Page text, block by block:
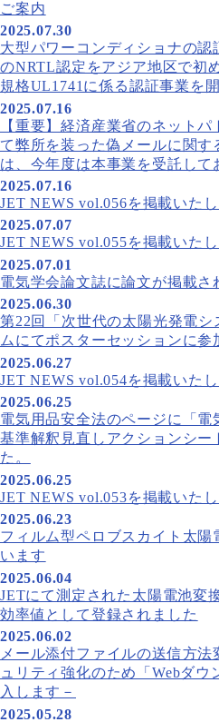
ご案内
2025.07.30
大型パワーコンディショナの認
のNRTL認定をアジア地区で初
規格UL1741に係る認証事業を開
2025.07.16
【重要】経済産業省のネット
て弊所を装った偽メールに関す
は、今年度は本事業を受託して
2025.07.16
JET NEWS vol.056を掲載いた
2025.07.07
JET NEWS vol.055を掲載いた
2025.07.01
電気学会論文誌に論文が掲載さ
2025.06.30
第22回「次世代の太陽光発電シ
ムにてポスターセッションに参
2025.06.27
JET NEWS vol.054を掲載いた
2025.06.25
電気用品安全法のページに「電
基準解釈見直しアクションシー
た。
2025.06.25
JET NEWS vol.053を掲載いた
2025.06.23
フィルム型ペロブスカイト太陽
います
2025.06.04
JETにて測定された太陽電池変
効率値として登録されました
2025.06.02
メール添付ファイルの送信方法
ュリティ強化のため「Webダウ
入します－
2025.05.28